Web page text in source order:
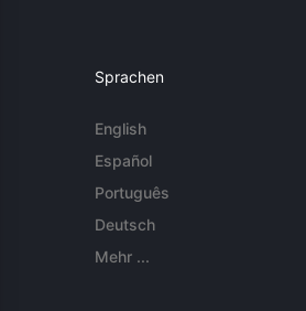
Sprachen
English
Español
Português
Deutsch
Mehr ...